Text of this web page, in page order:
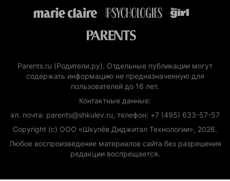
Parents.ru (Родители.ру). Отдельные публикации могут
содержать информацию не предназначенную для
пользователей до 16 лет.
Контактные данные:
эл. почта: parents@shkulev.ru, телефон: +7 (495) 633-57-57
Copyright (с) ООО «Шкулёв Диджитал Технологии», 2026.
Любое воспроизведение материалов сайта без разрешения
редакции воспрещается.